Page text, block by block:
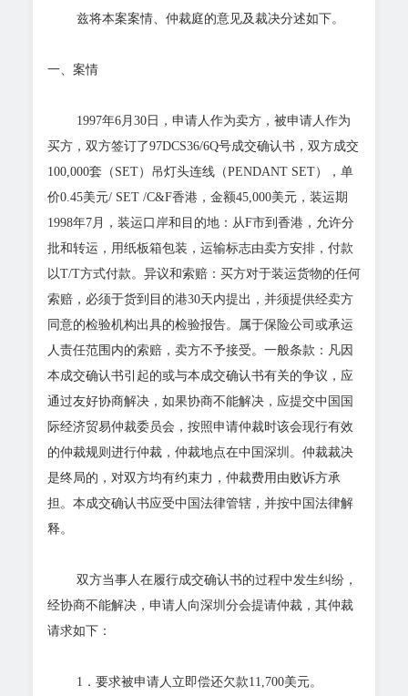
兹将本案案情、仲裁庭的意见及裁决分述如下。
一、案情
1997年6月30日，申请人作为卖方，被申请人作为
买方，双方签订了97DCS36/6Q号成交确认书，双方成交
100,000套（SET）吊灯头连线（PENDANT SET），单
价0.45美元/ SET /C&F香港，金额45,000美元，装运期
1998年7月，装运口岸和目的地：从F市到香港，允许分
批和转运，用纸板箱包装，运输标志由卖方安排，付款
以T/T方式付款。异议和索赔：买方对于装运货物的任何
索赔，必须于货到目的港30天内提出，并须提供经卖方
同意的检验机构出具的检验报告。属于保险公司或承运
人责任范围内的索赔，卖方不予接受。一般条款：凡因
本成交确认书引起的或与本成交确认书有关的争议，应
通过友好协商解决，如果协商不能解决，应提交中国国
际经济贸易仲裁委员会，按照申请仲裁时该会现行有效
的仲裁规则进行仲裁，仲裁地点在中国深圳。仲裁裁决
是终局的，对双方均有约束力，仲裁费用由败诉方承
担。本成交确认书应受中国法律管辖，并按中国法律解
释。
双方当事人在履行成交确认书的过程中发生纠纷，
经协商不能解决，申请人向深圳分会提请仲裁，其仲裁
请求如下：
1．要求被申请人立即偿还欠款11,700美元。